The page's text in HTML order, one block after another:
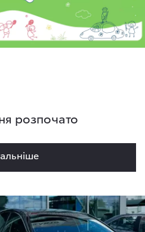
розпочато